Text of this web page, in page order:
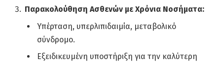
Παρακολούθηση Ασθενών με Χρόνια Νοσήματα:
Υπέρταση, υπερλιπιδαιμία, μεταβολικό
σύνδρομο.
Εξειδικευμένη υποστήριξη για την καλύτερη